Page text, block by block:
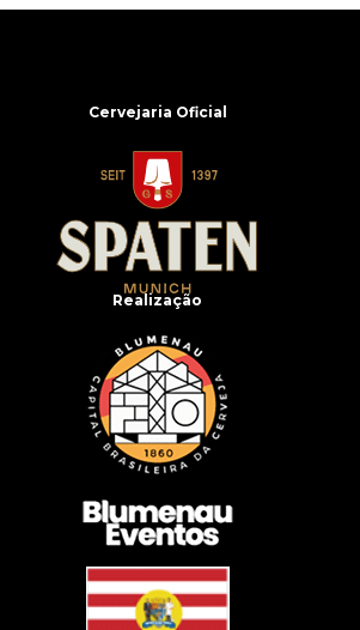
Cervejaria Oficial
Realização